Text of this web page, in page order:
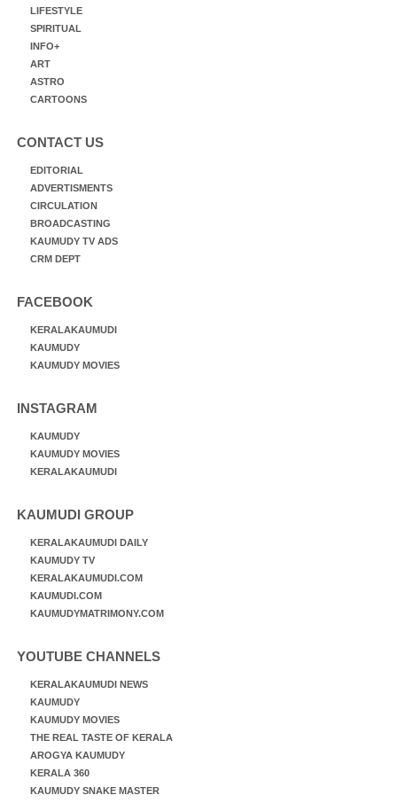
LIFESTYLE
SPIRITUAL
INFO+
ART
ASTRO
CARTOONS
CONTACT US
EDITORIAL
ADVERTISMENTS
CIRCULATION
BROADCASTING
KAUMUDY TV ADS
CRM DEPT
FACEBOOK
KERALAKAUMUDI
KAUMUDY
KAUMUDY MOVIES
INSTAGRAM
KAUMUDY
KAUMUDY MOVIES
KERALAKAUMUDI
KAUMUDI GROUP
KERALAKAUMUDI DAILY
KAUMUDY TV
KERALAKAUMUDI.COM
KAUMUDI.COM
KAUMUDYMATRIMONY.COM
YOUTUBE CHANNELS
KERALAKAUMUDI NEWS
KAUMUDY
KAUMUDY MOVIES
THE REAL TASTE OF KERALA
AROGYA KAUMUDY
KERALA 360
KAUMUDY SNAKE MASTER